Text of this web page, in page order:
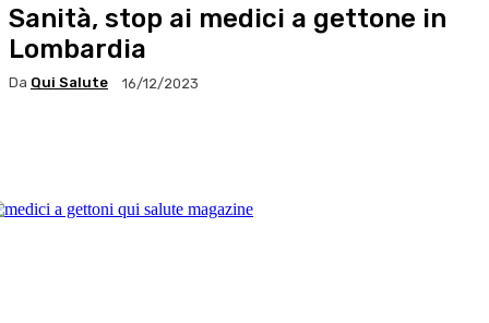
Sanità, stop ai medici a gettone in
Lombardia
Da Qui Salute 16/12/2023